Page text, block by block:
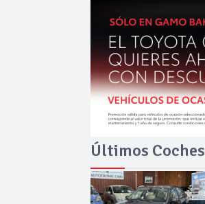
Últimos Coches